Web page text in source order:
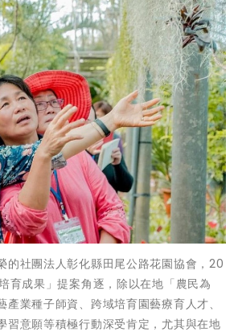
的社團法人彰化縣田尾公路花園協會，20
育成果」提案角逐，除以在地「農民為
產業種子師資、跨域培育園藝療育人才、
習意願等積極行動深受肯定，尤其與在地